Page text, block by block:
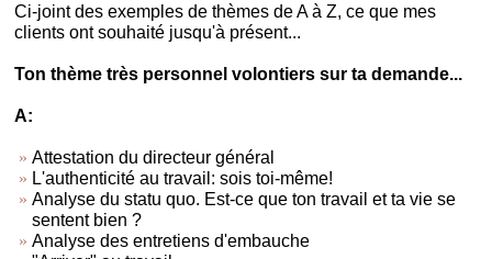
Ci-joint des exemples de thèmes de A à Z, ce que mes
clients ont souhaité jusqu'à présent...
Ton thème très personnel volontiers sur ta demande...
A:
Attestation du directeur général
L'authenticité au travail: sois toi-même!
Analyse du statu quo. Est-ce que ton travail et ta vie se
sentent bien ?
Analyse des entretiens d'embauche